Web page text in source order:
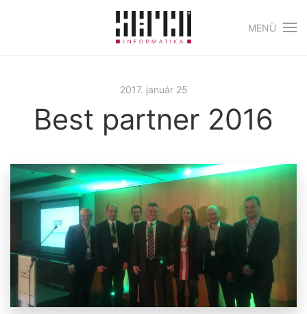
Skip to main content
MENÜ
2017. január 25
Best partner 2016